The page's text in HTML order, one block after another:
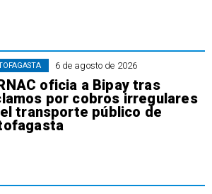
6 de agosto de 2026
oficia a Bipay tras
por cobros irregulares
transporte público de